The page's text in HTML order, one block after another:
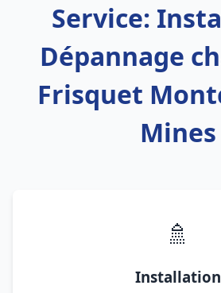
Service:
Dépannage
Frisquet
Mines
🚿
Installation